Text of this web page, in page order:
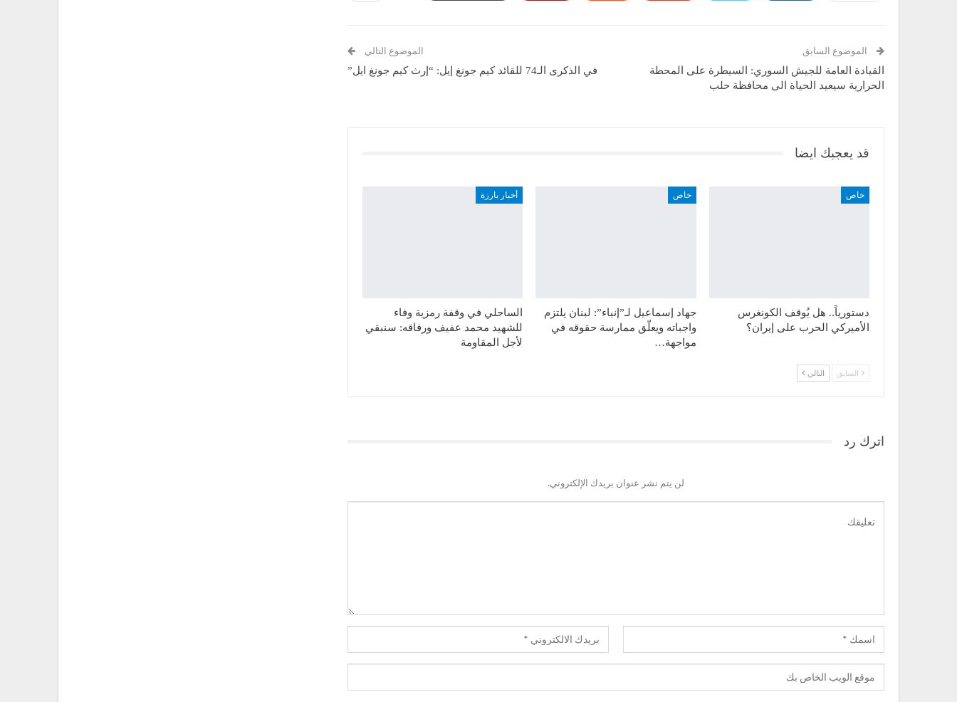
الموضوع السابق
القيادة العامة للجيش السوري: السيطرة على المحطة
الحرارية سيعيد الحياة الى محافظة حلب
الموضوع التالي
في الذكرى الـ74 للقائد كيم جونغ إيل: “إرث كيم جونغ ايل”
قد يعجبك ايضا
خاص
دستورياً.. هل يُوقف الكونغرس
الأميركي الحرب على إيران؟
خاص
جهاد إسماعيل لـ”إنباء”: لبنان يلتزم
واجباته ويعلّق ممارسة حقوقه في
مواجهة…
أخبار بارزة
الساحلي في وقفة رمزية وفاء
للشهيد محمد عفيف ورفاقه: سنبقي
لأجل المقاومة
السابق التالي
اترك رد
لن يتم نشر عنوان بريدك الإلكتروني.